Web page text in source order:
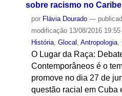
sobre racismo no Caribe
por Flávia Dourado —
modificação13/08/2016 19:55
História, Glocal , Antropologia,
O Lugar da Raça:
Contemporâneos é o
promove no dia 27 de
questão racial em Cuba